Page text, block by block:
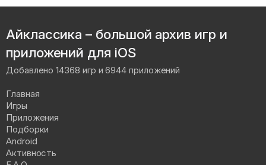
Айклассика – большой архив игр и
приложений для iOS
Добавлено 14368 игр и 6944 приложений
Главная
Игры
Приложения
Подборки
Android
Активность